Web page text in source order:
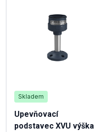
Skladem
Upevňovací
podstavec XVU výška